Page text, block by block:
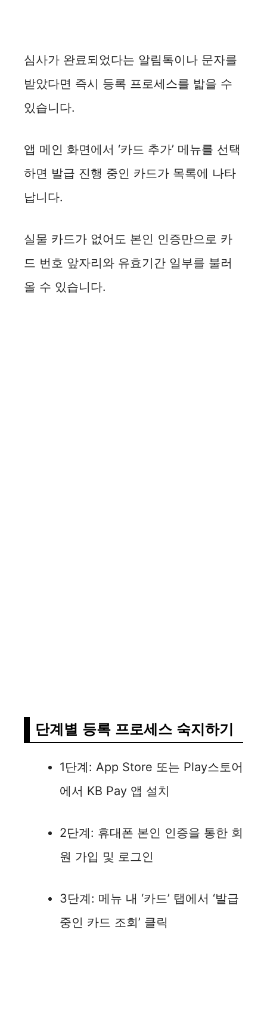
심사가 완료되었다는 알림톡이나 문자를
받았다면 즉시 등록 프로세스를 밟을 수
있습니다.
앱 메인 화면에서 ‘카드 추가’ 메뉴를 선택
하면 발급 진행 중인 카드가 목록에 나타
납니다.
실물 카드가 없어도 본인 인증만으로 카
드 번호 앞자리와 유효기간 일부를 불러
올 수 있습니다.
단계별 등록 프로세스 숙지하기
1단계: App Store 또는 Play스토어
에서 KB Pay 앱 설치
2단계: 휴대폰 본인 인증을 통한 회
원 가입 및 로그인
3단계: 메뉴 내 ‘카드’ 탭에서 ‘발급
중인 카드 조회’ 클릭